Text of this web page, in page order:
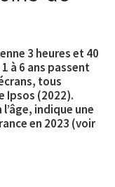
3 heures et 40
à 6 ans passent
tous
Ipsos (2022).
indique une
en 2023 (voir